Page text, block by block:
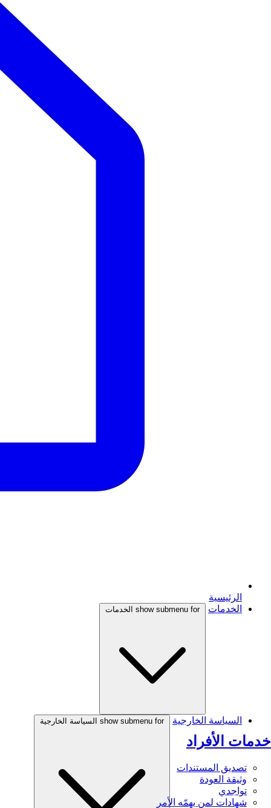
الرئيسية
الخدمات
show submenu for الخدمات
خدمات الأفراد
تصديق المستندات
وثيقة العودة
تواجدي
شهادات لمن يهمّه الأمر
السياسة الخارجية show submenu for السياسة الخارجية